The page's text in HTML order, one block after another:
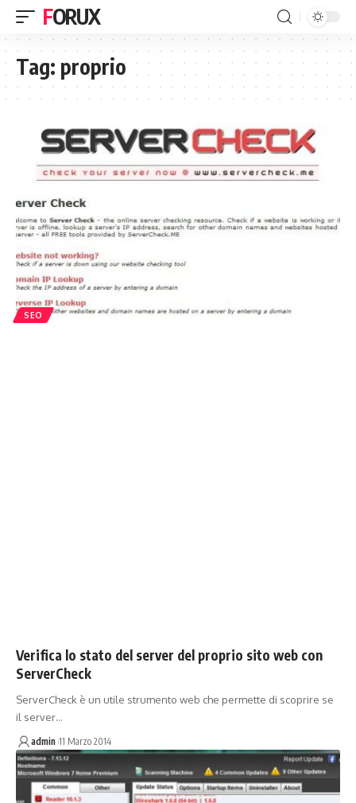
FORUX
Tag: proprio
SEO
Verifica lo stato del server del proprio sito web con
ServerCheck
ServerCheck è un utile strumento web che permette di scoprire se
il server…
admin 11 Marzo 2014